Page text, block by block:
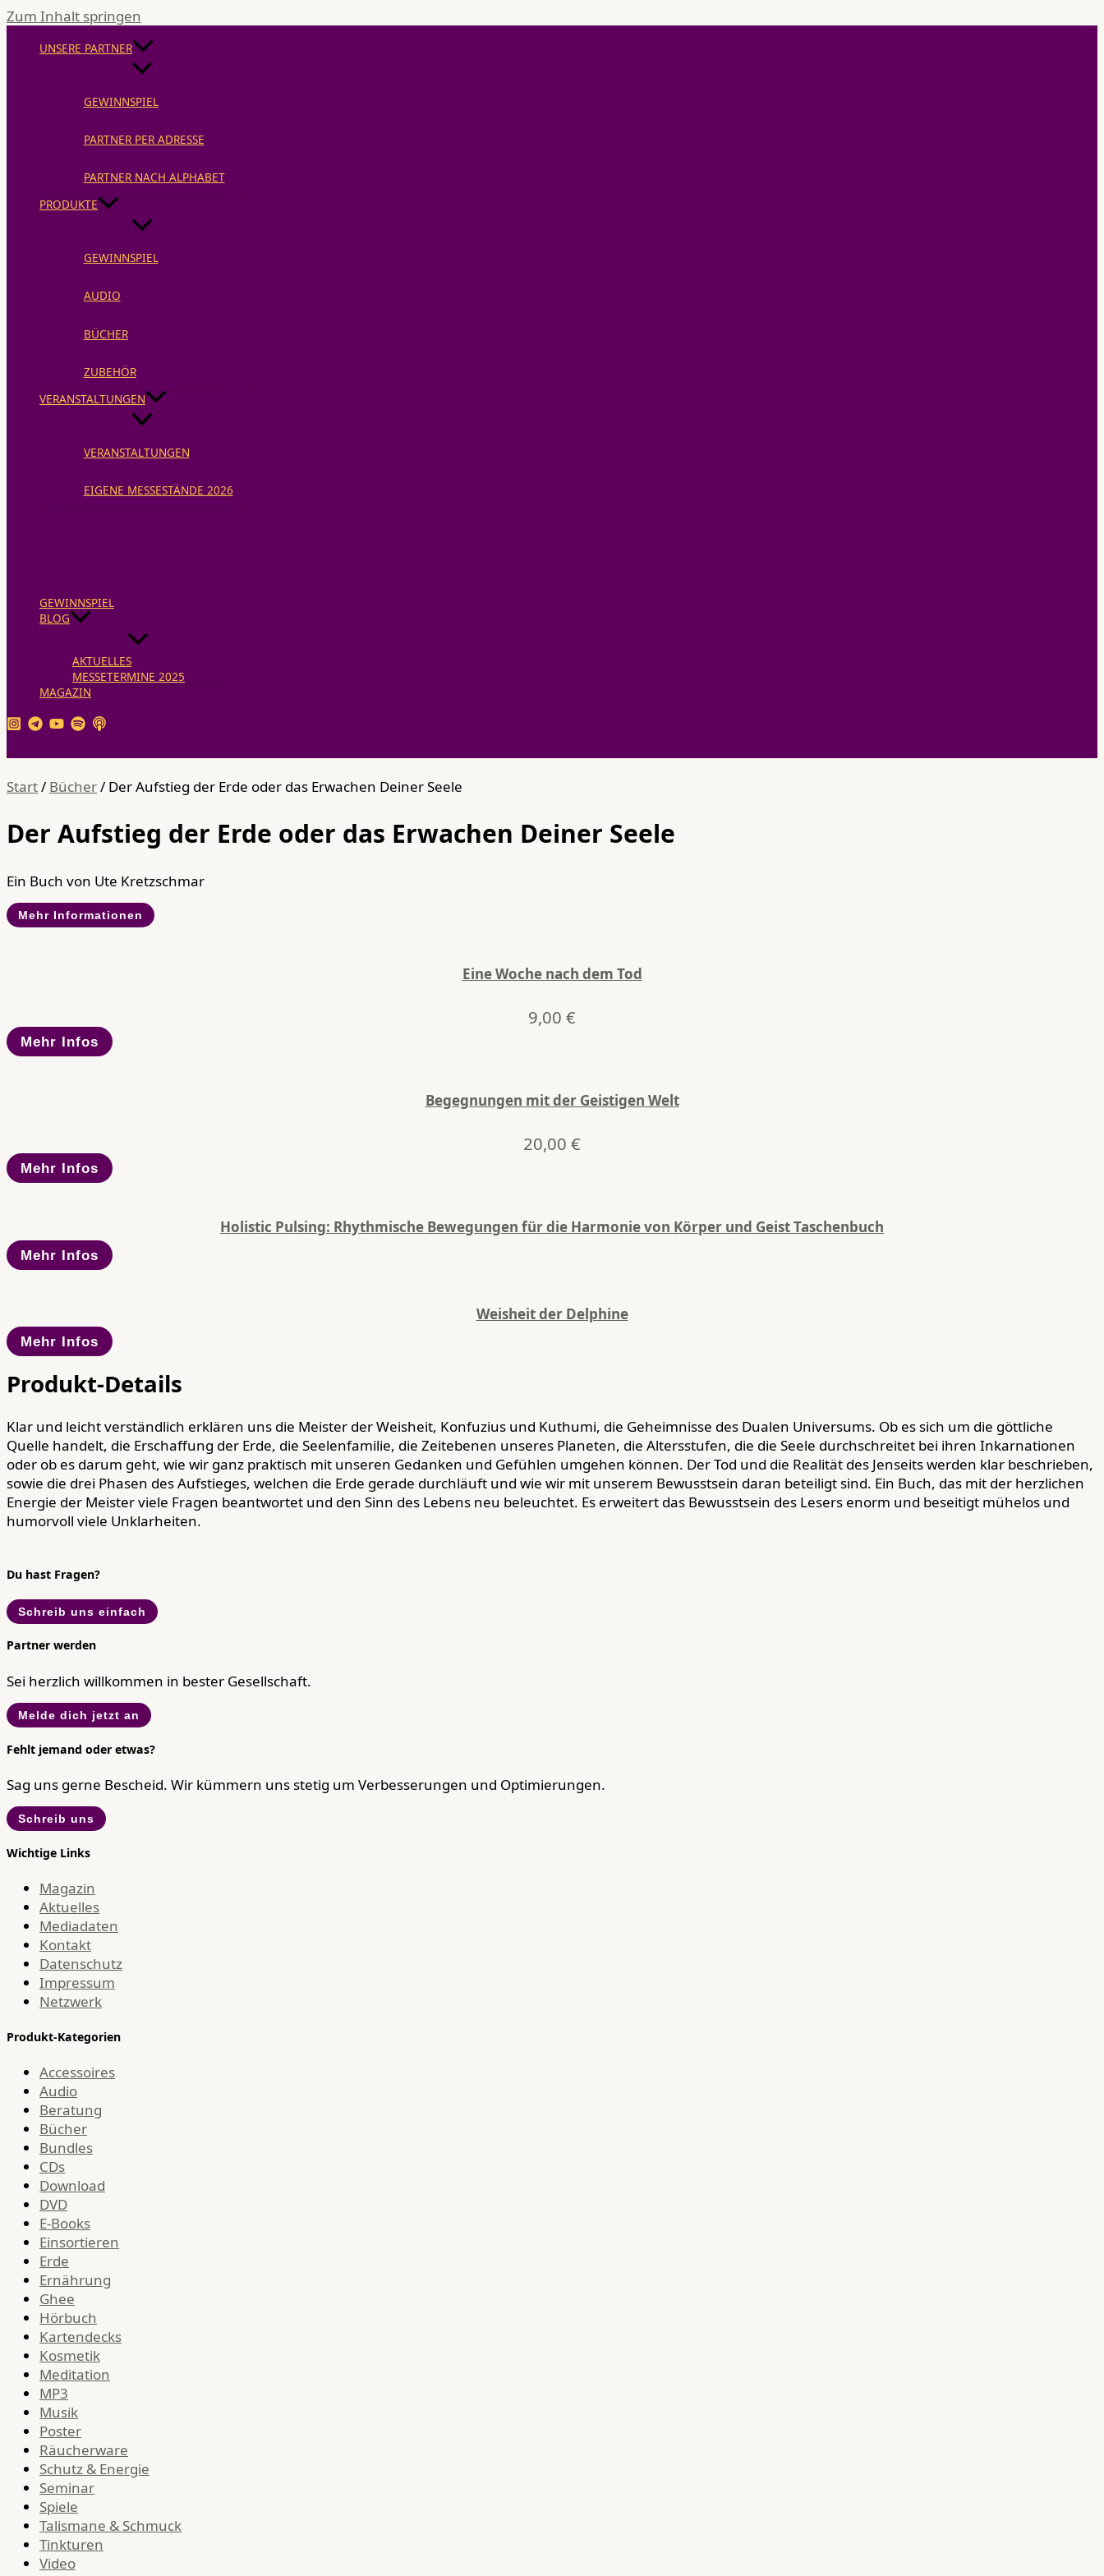
Zum Inhalt springen
UNSERE PARTNER
GEWINNSPIEL
PARTNER PER ADRESSE
PARTNER NACH ALPHABET
PRODUKTE
GEWINNSPIEL
AUDIO
BÜCHER
ZUBEHÖR
VERANSTALTUNGEN
VERANSTALTUNGEN
EIGENE MESSESTÄNDE 2026
GEWINNSPIEL
BLOG
AKTUELLES
MESSETERMINE 2025
MAGAZIN
Start/ Bücher/ Der Aufstieg der Erde oder das Erwachen Deiner Seele
Der Aufstieg der Erde oder das Erwachen Deiner Seele
Ein Buch von Ute Kretzschmar
Mehr Informationen
Eine Woche nach dem Tod
9,00 €
Mehr Infos
Begegnungen mit der Geistigen Welt
20,00 €
Mehr Infos
Holistic Pulsing: Rhythmische Bewegungen für die Harmonie von Körper und Geist Taschenbuch
Mehr Infos
Weisheit der Delphine
Mehr Infos
Produkt-Details
Klar und leicht verständlich erklären uns die Meister der Weisheit, Konfuzius und Kuthumi, die Geheimnisse des Dualen Universums. Ob es sich um die göttliche
Quelle handelt, die Erschaffung der Erde, die Seelenfamilie, die Zeitebenen unseres Planeten, die Altersstufen, die die Seele durchschreitet bei ihren Inkarnationen
oder ob es darum geht, wie wir ganz praktisch mit unseren Gedanken und Gefühlen umgehen können. Der Tod und die Realität des Jenseits werden klar beschrieben,
sowie die drei Phasen des Aufstieges, welchen die Erde gerade durchläuft und wie wir mit unserem Bewusstsein daran beteiligt sind. Ein Buch, das mit der herzlichen
Energie der Meister viele Fragen beantwortet und den Sinn des Lebens neu beleuchtet. Es erweitert das Bewusstsein des Lesers enorm und beseitigt mühelos und
humorvoll viele Unklarheiten.
Du hast Fragen?
Schreib uns einfach
Partner werden
Sei herzlich willkommen in bester Gesellschaft.
Melde dich jetzt an
Fehlt jemand oder etwas?
Sag uns gerne Bescheid. Wir kümmern uns stetig um Verbesserungen und Optimierungen.
Schreib uns
Wichtige Links
Magazin
Aktuelles
Mediadaten
Kontakt
Datenschutz
Impressum
Netzwerk
Produkt-Kategorien
Accessoires
Audio
Beratung
Bücher
Bundles
CDs
Download
DVD
E-Books
Einsortieren
Erde
Ernährung
Ghee
Hörbuch
Kartendecks
Kosmetik
Meditation
MP3
Musik
Poster
Räucherware
Schutz & Energie
Seminar
Spiele
Talismane & Schmuck
Tinkturen
Video